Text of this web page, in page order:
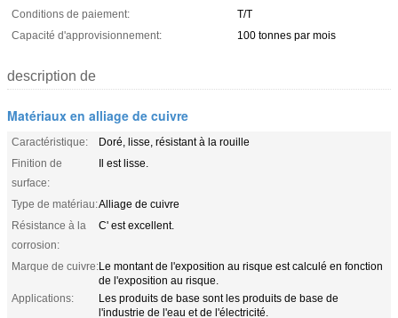
Conditions de paiement:
T/T
Capacité d'approvisionnement:
100 tonnes par mois
description de
Matériaux en alliage de cuivre
Caractéristique:
Doré, lisse, résistant à la rouille
Finition de
surface:
Il est lisse.
Type de matériau:Alliage de cuivre
Résistance à la
corrosion:
C' est excellent.
Marque de cuivre:Le montant de l'exposition au risque est calculé en fonction
de l'exposition au risque.
Applications:
Les produits de base sont les produits de base de
l'industrie de l'eau et de l'électricité.